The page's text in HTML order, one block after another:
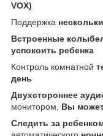
VOX)
Поддержка
Встроенные
успокоить ребенка
Контроль комнатной
день
Двухстороннее
монитором, Вы
Следить за